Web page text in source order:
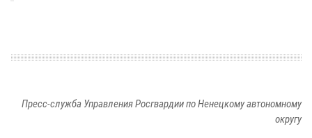
Пресс-служба Управления Росгвардии по Ненецкому автономному
округу